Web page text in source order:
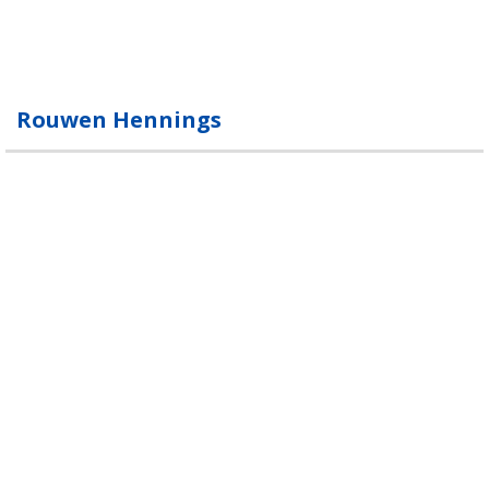
Rouwen Hennings